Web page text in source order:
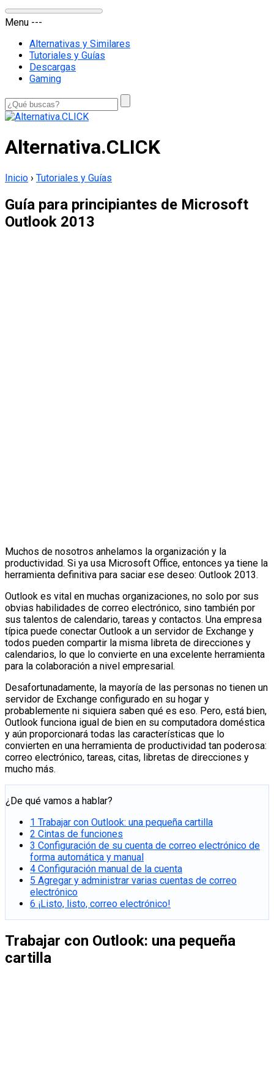
Menu ---
Alternativas y Similares
Tutoriales y Guías
Descargas
Gaming
Alternativa.CLICK
Inicio › Tutoriales y Guías
Guía para principiantes de Microsoft
Outlook 2013
Muchos de nosotros anhelamos la organización y la
productividad. Si ya usa Microsoft Office, entonces ya tiene la
herramienta definitiva para saciar ese deseo: Outlook 2013.
Outlook es vital en muchas organizaciones, no solo por sus
obvias habilidades de correo electrónico, sino también por
sus talentos de calendario, tareas y contactos. Una empresa
típica puede conectar Outlook a un servidor de Exchange y
todos pueden compartir la misma libreta de direcciones y
calendarios, lo que lo convierte en una excelente herramienta
para la colaboración a nivel empresarial.
Desafortunadamente, la mayoría de las personas no tienen un
servidor de Exchange configurado en su hogar y
probablemente ni siquiera saben qué es eso. Pero, está bien,
Outlook funciona igual de bien en su computadora doméstica
y aún proporcionará todas las características que lo
convierten en una herramienta de productividad tan poderosa:
correo electrónico, tareas, citas, libretas de direcciones y
mucho más.
¿De qué vamos a hablar?
1 Trabajar con Outlook: una pequeña cartilla
2 Cintas de funciones
3 Configuración de su cuenta de correo electrónico de
forma automática y manual
4 Configuración manual de la cuenta
5 Agregar y administrar varias cuentas de correo
electrónico
6 ¡Listo, listo, correo electrónico!
Trabajar con Outlook: una pequeña
cartilla